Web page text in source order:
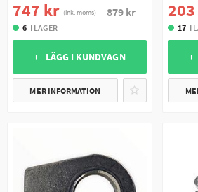
747 kr (ink. moms) 879 kr
6 I LAGER
+ LÄGG I KUNDVAGN
MER INFORMATION
17 I
+